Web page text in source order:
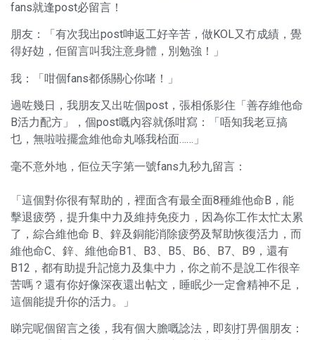
fans就逢post必留言！
朋友：「有次我出post呻返工好辛苦，做KOL又冇成績，覺
得好攰，佢留言叫我注意身體，別勉強！」
我：「咁個fans都係關心你啫！」
過咗幾日，我朋友又出咗個post，張相係影住「善存維他命
B活力配方」，個post嘅內容就係咁寫：「唔知我老豆搞
乜，無啦啦擺盒維他命丸喺我枱面……」
毫不意外地，佢位天字第一號fans九秒九留言：
「這個對你很有幫助的，裡面含有最全面8種維他命B，能
擊退疲勞，提升集中力及維持免疫力，因為你工作太忙太累
了，綜合維他命 B、鋅及銅能消除疲勞及幫助恢復活力，而
維他命C、鋅、維他命B1、B3、B5、B6、B7、B9，還有
B12，都有助提升記憶力及集中力，你之前不是說工作很辛
苦嗎？還有你好像深夜還出帖文，睡眠少一定會精神不足，
這個能提升你的活力。」
睇完呢個留言之後，我有個大膽嘅諗法，即刻打畀個朋友：